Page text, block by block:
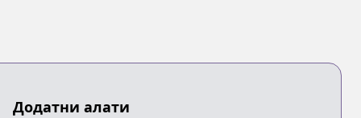
Додатни алати